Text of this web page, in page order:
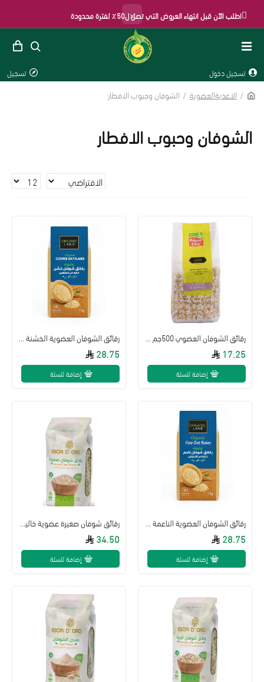
اطلب الآن قبل انتهاء العروض التي تصل ل50٪ لفترة محدودة×
تسجيل دخول تسجيل
الاغذيةالعضوية الشوفان وحبوب الافطار
الشوفان وحبوب الافطار
17.25
إضافة للسلة
28.75
إضافة للسلة
28.75
إضافة للسلة
34.50
إضافة للسلة